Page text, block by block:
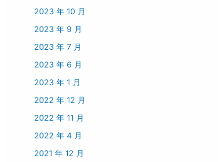
2023 年 10 月
2023 年 9 月
2023 年 7 月
2023 年 6 月
2023 年 1 月
2022 年 12 月
2022 年 11 月
2022 年 4 月
2021 年 12 月